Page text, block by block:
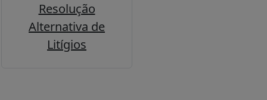
Resolução
Alternativa de
Litígios